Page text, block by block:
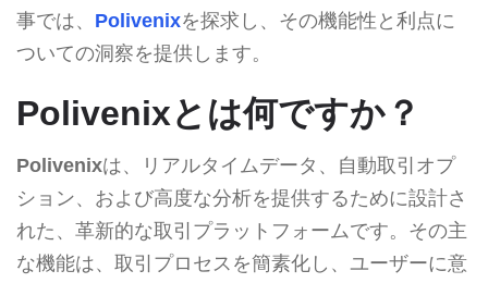
事では、 Polivenixを探求し、その機能性と利点に
ついての洞察を提供します。
Polivenixとは何ですか？
Polivenixは、リアルタイムデータ、自動取引オプ
ション、および高度な分析を提供するために設計さ
れた、革新的な取引プラットフォームです。その主
な機能は、取引プロセスを簡素化し、ユーザーに意